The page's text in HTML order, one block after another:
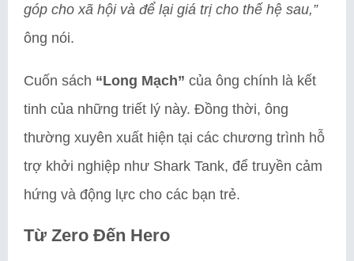
góp cho xã hội và để lại giá trị cho thế hệ sau,”
ông nói.
Cuốn sách “Long Mạch” của ông chính là kết
tinh của những triết lý này. Đồng thời, ông
thường xuyên xuất hiện tại các chương trình hỗ
trợ khởi nghiệp như Shark Tank, để truyền cảm
hứng và động lực cho các bạn trẻ.
Từ Zero Đến Hero